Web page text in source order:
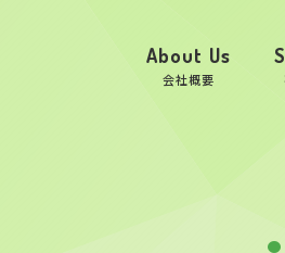
About Us
会社概要